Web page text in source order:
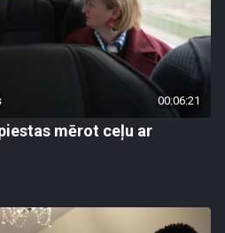
00:06:21
mērot ceļu ar